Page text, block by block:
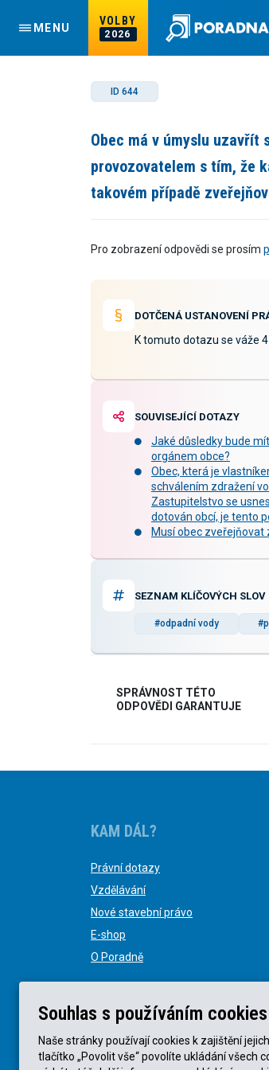
MENU
VOLBY
2026
ID 644
Obec má v úmyslu uzavřít
provozovatelem s tím, že
takovém případě
Pro zobrazení odpovědi se prosím
DOTČENÁ USTANOVENÍ
K tomuto dotazu se váže
SOUVISEJÍCÍ DOTAZY
Jaké důsledky bude
orgánem obce?
Obec, která je
schválením zdražení
Zastupitelstvo se
dotován obcí, je tento
Musí obec zveřejňovat
SEZNAM KLÍČOVÝCH SLOV
#odpadní vody
SPRÁVNOST TÉTO
ODPOVĚDI GARANTUJE
KAM DÁL?
Právní dotazy
Vzdělávání
Nové stavební právo
E-shop
O Poradně
© KVB advokátní kancelář s.r.o. 2025
Souhlas s používáním cookies
Naše stránky používají cookies k zajištění
tlačítko „Povolit vše“ povolíte ukládání všech